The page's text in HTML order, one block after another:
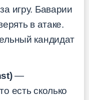
игру. Баварии
в атаке.
кандидат
—
есть сколько